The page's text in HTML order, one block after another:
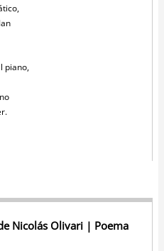
piano,
Nicolás Olivari | Poema